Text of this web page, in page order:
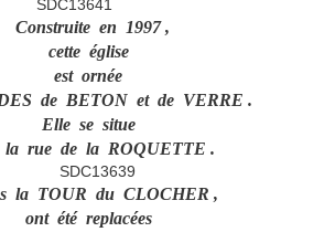
Construite en 1997 ,
cette église
est ornée
de BETON et de VERRE .
Elle se situe
la rue de la ROQUETTE .
la TOUR du CLOCHER ,
ont été replacées